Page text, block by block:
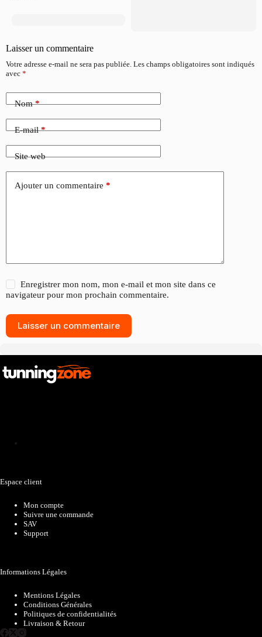
Laisser un commentaire
Votre adresse e-mail ne sera pas publiée. Les champs obligatoires sont indiqués
avec *
Nom*
E-mail*
Site web
Ajouter un commentaire *
Enregistrer mon nom, mon e-mail et mon site dans ce
navigateur pour mon prochain commentaire.
Laisser un commentaire
Espace client
Mon compte
Suivre une commande
SAV
Support
Informations Légales
Mentions Légales
Conditions Générales
Politiques de confidentialités
Livraison & Retour